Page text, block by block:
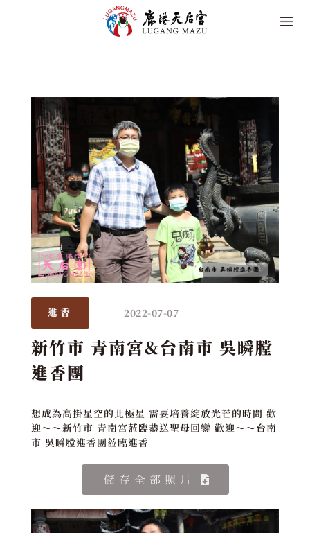
進香 2022-07-07
新竹市 青南宮&台南市 吳瞬膛
進香團
想成為高掛星空的北極星 需要培養綻放光芒的時間 歡
迎～～新竹市 青南宮蒞臨恭送聖母回鑾 歡迎～～台南
市 吳瞬膛進香團蒞臨進香
儲存全部照片